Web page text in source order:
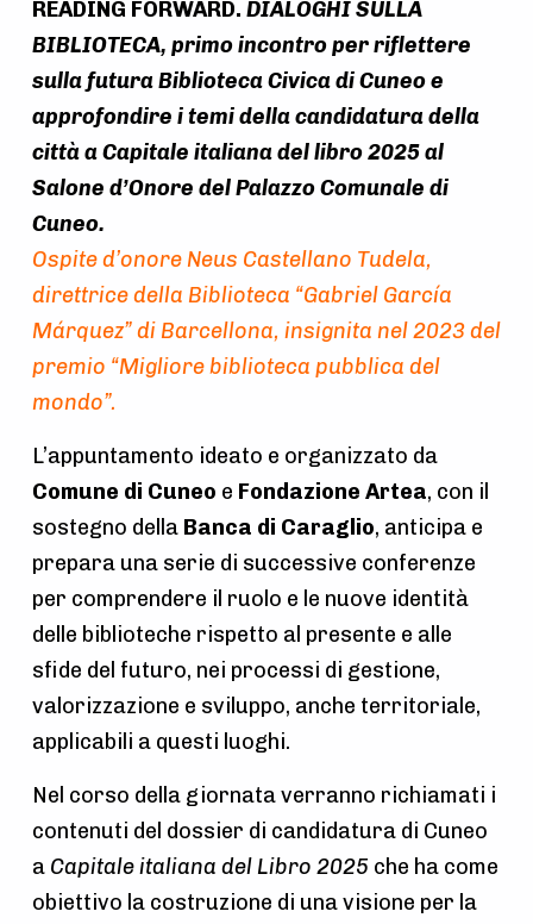
a
t
i
o
n
READING FORWARD. DIALOGHI SULLA
BIBLIOTECA, primo incontro per riflettere
sulla futura Biblioteca Civica di Cuneo e
approfondire i temi della candidatura della
città a Capitale italiana del libro 2025 al
Salone d’Onore del Palazzo Comunale di
Cuneo.
Ospite d’onore Neus Castellano Tudela,
direttrice della Biblioteca “Gabriel García
Márquez” di Barcellona, insignita nel 2023 del
premio “Migliore biblioteca pubblica del
mondo”.
L’appuntamento ideato e organizzato da
Comune di Cuneo e Fondazione Artea, con il
sostegno dellaBanca di Caraglio, anticipa e
prepara una serie di successive conferenze
per comprendere il ruolo e le nuove identità
delle biblioteche rispetto al presente e alle
sfide del futuro, nei processi di gestione,
valorizzazione e sviluppo, anche territoriale,
applicabili a questi luoghi.
Nel corso della giornata verranno richiamati i
contenuti del dossier di candidatura di Cuneo
a Capitale italiana del Libro 2025 che ha come
obiettivo la costruzione di una visione per la